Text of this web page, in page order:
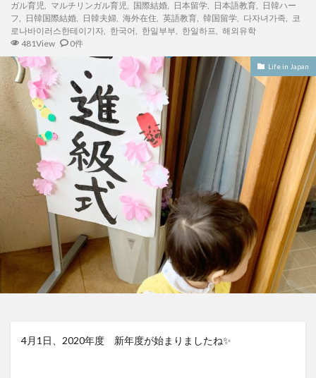
ガル育児
マルチリンガル育児 国際結婚 日本留学 日本語教育
日韓ハー
フ
日韓国際結婚 日韓夫婦 海外在住 英語教育 韓国留学 다자녀가족
코
로나바이러스한테이기자
한국어 한일부부 한일하프
해외유학
481View
0件
Life in Japan
4月1日、2020年度 新年度が始まりましたね✨